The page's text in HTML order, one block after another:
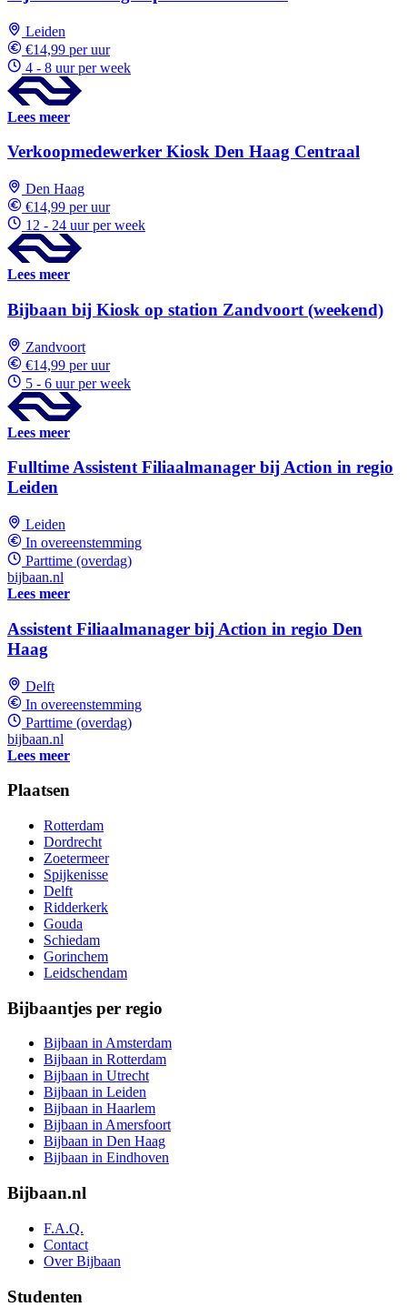
Leiden
€14,99 per uur
4 - 8 uur per week
Lees meer
Verkoopmedewerker Kiosk Den Haag Centraal
Den Haag
€14,99 per uur
12 - 24 uur per week
Lees meer
Bijbaan bij Kiosk op station Zandvoort (weekend)
Zandvoort
€14,99 per uur
5 - 6 uur per week
Lees meer
Fulltime Assistent Filiaalmanager bij Action in regio
Leiden
Leiden
In overeenstemming
Parttime (overdag)
bijbaan.nl
Lees meer
Assistent Filiaalmanager bij Action in regio Den
Haag
Delft
In overeenstemming
Parttime (overdag)
bijbaan.nl
Lees meer
Plaatsen
Rotterdam
Dordrecht
Zoetermeer
Spijkenisse
Delft
Ridderkerk
Gouda
Schiedam
Gorinchem
Leidschendam
Bijbaantjes per regio
Bijbaan in Amsterdam
Bijbaan in Rotterdam
Bijbaan in Utrecht
Bijbaan in Leiden
Bijbaan in Haarlem
Bijbaan in Amersfoort
Bijbaan in Den Haag
Bijbaan in Eindhoven
Bijbaan.nl
F.A.Q.
Contact
Over Bijbaan
Studenten